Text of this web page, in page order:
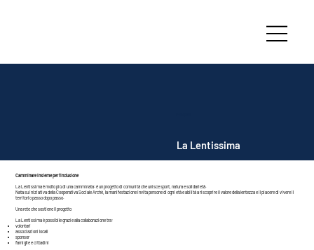
La Lentissima
Camminare insieme per l’inclusione
La Lentissima è molto più di una camminata: è un progetto di comunità che unisce sport, natura e solidarietà.
Nata su iniziativa della Cooperativa Sociale Archè, la manifestazione invita persone di ogni età e abilità a riscoprire il valore della lentezza e il piacere di vivere il
territorio passo dopo passo.
Una rete che sostiene il progetto
La Lentissima è possibile grazie alla collaborazione tra:
volontari
associazioni locali
sponsor
famiglie e cittadini